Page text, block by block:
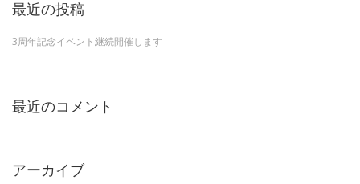
最近の投稿
3周年記念イベント継続開催します
最近のコメント
アーカイブ